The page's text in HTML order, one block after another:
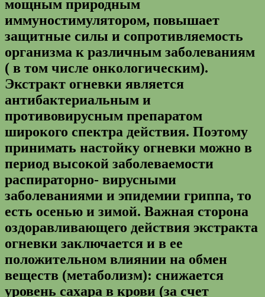
мощным природным
иммуностимулятором, повышает
защитные силы и сопротивляемость
организма к различным заболеваниям
( в том числе онкологическим).
Экстракт огневки является
антибактериальным и
противовирусным препаратом
широкого спектра действия. Поэтому
принимать настойку огневки можно в
период высокой заболеваемости
распираторно- вирусными
заболеваниями и эпидемии гриппа, то
есть осенью и зимой. Важная сторона
оздоравливающего действия экстракта
огневки заключается и в ее
положительном влиянии на обмен
веществ (метаболизм): снижается
уровень сахара в крови (за счет